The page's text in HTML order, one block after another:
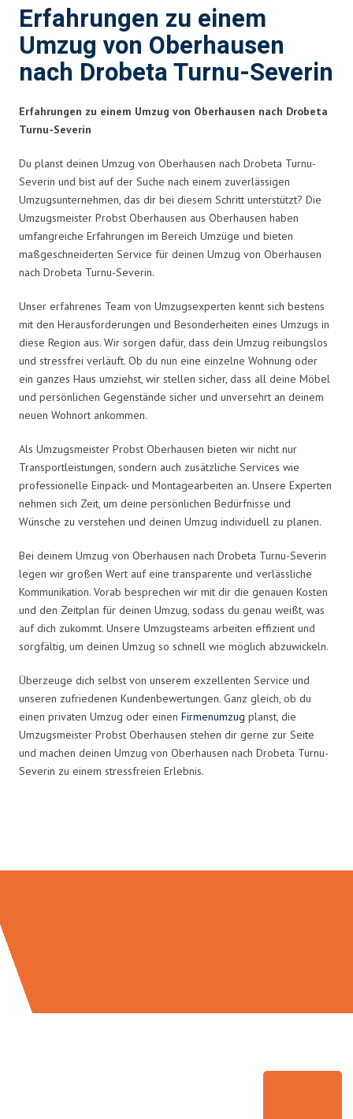
Erfahrungen zu einem
Umzug von Oberhausen
nach Drobeta Turnu-Severin
Erfahrungen zu einem Umzug von Oberhausen nach Drobeta
Turnu-Severin
Du planst deinen Umzug von Oberhausen nach Drobeta Turnu-
Severin und bist auf der Suche nach einem zuverlässigen
Umzugsunternehmen, das dir bei diesem Schritt unterstützt? Die
Umzugsmeister Probst Oberhausen aus Oberhausen haben
umfangreiche Erfahrungen im Bereich Umzüge und bieten
maßgeschneiderten Service für deinen Umzug von Oberhausen
nach Drobeta Turnu-Severin.
Unser erfahrenes Team von Umzugsexperten kennt sich bestens
mit den Herausforderungen und Besonderheiten eines Umzugs in
diese Region aus. Wir sorgen dafür, dass dein Umzug reibungslos
und stressfrei verläuft. Ob du nun eine einzelne Wohnung oder
ein ganzes Haus umziehst, wir stellen sicher, dass all deine Möbel
und persönlichen Gegenstände sicher und unversehrt an deinem
neuen Wohnort ankommen.
Als Umzugsmeister Probst Oberhausen bieten wir nicht nur
Transportleistungen, sondern auch zusätzliche Services wie
professionelle Einpack- und Montagearbeiten an. Unsere Experten
nehmen sich Zeit, um deine persönlichen Bedürfnisse und
Wünsche zu verstehen und deinen Umzug individuell zu planen.
Bei deinem Umzug von Oberhausen nach Drobeta Turnu-Severin
legen wir großen Wert auf eine transparente und verlässliche
Kommunikation. Vorab besprechen wir mit dir die genauen Kosten
und den Zeitplan für deinen Umzug, sodass du genau weißt, was
auf dich zukommt. Unsere Umzugsteams arbeiten effizient und
sorgfältig, um deinen Umzug so schnell wie möglich abzuwickeln.
Überzeuge dich selbst von unserem exzellenten Service und
unseren zufriedenen Kundenbewertungen. Ganz gleich, ob du
einen privaten Umzug oder einen Firmenumzug planst, die
Umzugsmeister Probst Oberhausen stehen dir gerne zur Seite
und machen deinen Umzug von Oberhausen nach Drobeta Turnu-
Severin zu einem stressfreien Erlebnis.